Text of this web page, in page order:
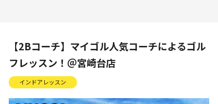
【2Bコーチ】マイゴル人気コーチによるゴル
フレッスン！＠宮崎台店
インドアレッスン